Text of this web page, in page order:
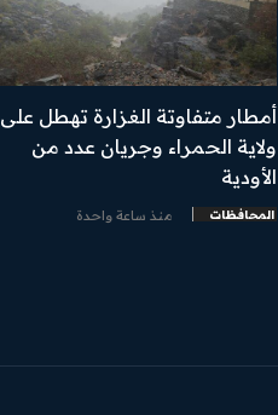
أمطار متفاوتة الغزارة تهطل على
ولاية الحمراء وجريان عدد من
الأودية
المحافظات منذ ساعة واحدة